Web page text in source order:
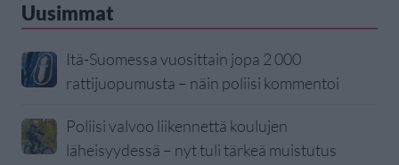
Uusimmat
Itä-Suomessa vuosittain jopa 2 000
rattijuopumusta – näin poliisi kommentoi
Poliisi valvoo liikennettä koulujen
läheisyydessä – nyt tuli tärkeä muistutus